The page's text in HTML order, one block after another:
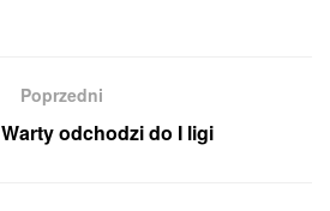
Poprzedni
odchodzi do I ligi